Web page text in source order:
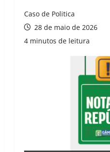
Caso de Politica
28 de maio de 2026
4 minutos de leitura